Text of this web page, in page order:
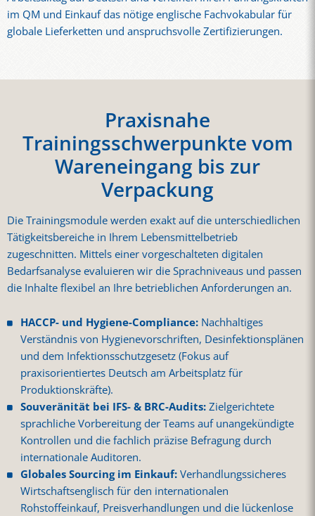
im QM und Einkauf das nötige englische Fachvokabular für
globale Lieferketten und anspruchsvolle Zertifizierungen.
Praxisnahe
Trainingsschwerpunkte vom
Wareneingang bis zur
Verpackung
Die Trainingsmodule werden exakt auf die unterschiedlichen
Tätigkeitsbereiche in Ihrem Lebensmittelbetrieb
zugeschnitten. Mittels einer vorgeschalteten digitalen
Bedarfsanalyse evaluieren wir die Sprachniveaus und passen
die Inhalte flexibel an Ihre betrieblichen Anforderungen an.
HACCP- und Hygiene-Compliance: Nachhaltiges
Verständnis von Hygienevorschriften, Desinfektionsplänen
und dem Infektionsschutzgesetz (Fokus auf
praxisorientiertes Deutsch am Arbeitsplatz für
Produktionskräfte).
Souveränität bei IFS- & BRC-Audits:Zielgerichtete
sprachliche Vorbereitung der Teams auf unangekündigte
Kontrollen und die fachlich präzise Befragung durch
internationale Auditoren.
Globales Sourcing im Einkauf:Verhandlungssicheres
Wirtschaftsenglisch für den internationalen
Rohstoffeinkauf, Preisverhandlungen und die lückenlose